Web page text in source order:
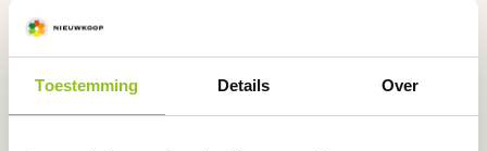
Toestemming Details Over